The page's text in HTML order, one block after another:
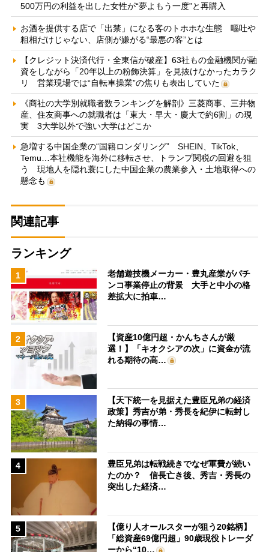
500万円の利益を出した女性が“夢よもう一度”と再購入
お酒を提供する店で「出禁」になる客のトホホな生態 嘔吐や
粗相だけじゃない、店側が嫌がる“最悪の客”とは
【クレジット決済代行・全東信が破産】63社もの金融機関が融
資をしながら「20年以上の粉飾決算」を見抜けなかったカラク
リ 営業現場では“自転車操業”の焦りも表出していた
《商社の大学別就職者数ランキングを解剖》三菱商事、三井物
産、住友商事への就職者は「東大・早大・慶大で約6割」の現
実 3大学以外で強い大学はどこか
急増する中国企業の“国籍ロンダリング” SHEIN、TikTok、
Temu…本社機能を海外に移転させ、トランプ関税の回避を狙
う 現地人を隠れ蓑にした中国企業の農業参入・土地取得への
懸念も
関連記事
ランキング
1
老舗遊技機メーカー・豊丸産業がパチ
ンコ事業停止の背景 大手と中小の格
差拡大に拍車…
2
【資産10億円超・かんちさんが厳
選！】「キオクシアの次」に資金が流
れる期待の高…
3
【天下統一を見据えた豊臣兄弟の経済
政策】秀吉が弟・秀長を紀伊に転封し
た納得の事情…
4
豊臣兄弟は転戦続きでなぜ軍費が続い
たのか？ 信長亡き後、秀吉・秀長の
突出した経済…
5
【億り人オールスターが狙う20銘柄】
「総資産69億円超」90歳現役トレーダ
ーから“10…